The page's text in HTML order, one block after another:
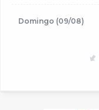
Domingo (09/08)